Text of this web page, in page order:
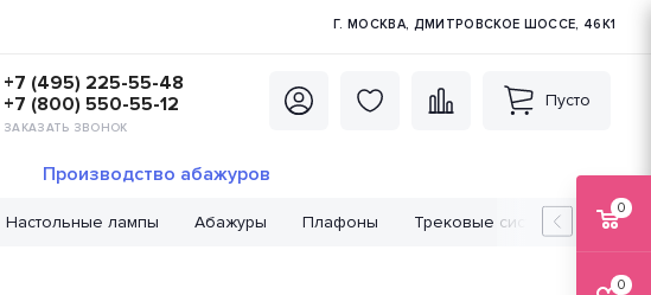
Г. МОСКВА, ДМИТРОВСКОЕ ШОССЕ, 46К1
+7 (495) 225-55-48
+7 (800) 550-55-12
ЗАКАЗАТЬ ЗВОНОК
Пусто
Настольные лампы Абажуры Плафоны Трековые системы
Производство абажуров
0
0